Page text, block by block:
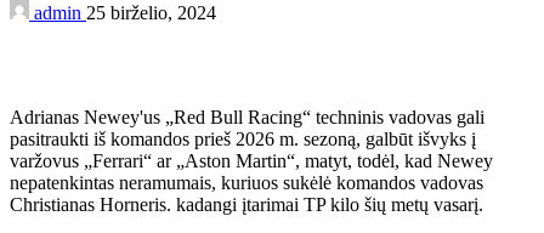
admin 25 birželio, 2024
Adrianas Newey'us „Red Bull Racing“ techninis vadovas gali
pasitraukti iš komandos prieš 2026 m. sezoną, galbūt išvyks į
varžovus „Ferrari“ ar „Aston Martin“, matyt, todėl, kad Newey
nepatenkintas neramumais, kuriuos sukėlė komandos vadovas
Christianas Horneris. kadangi įtarimai TP kilo šių metų vasarį.